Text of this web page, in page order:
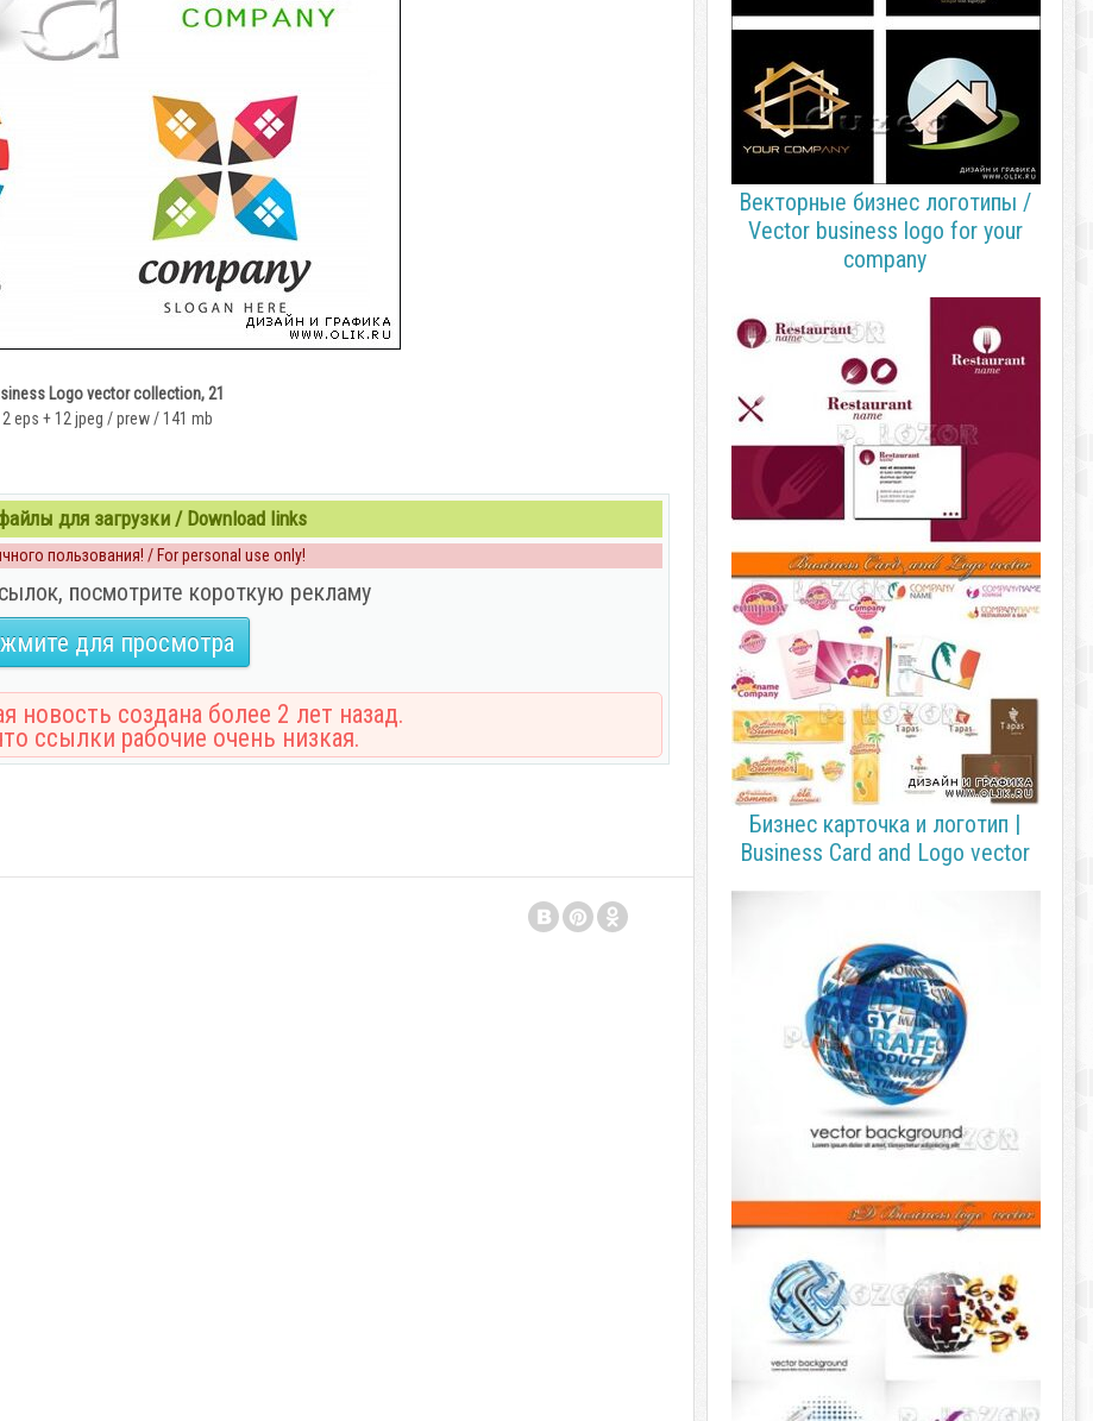
Logo vector collection, 21
eps + 12 jpeg / prew / 141 mb
для загрузки / Download links
пользования! / For personal use only!
посмотрите короткую рекламу
для просмотра
новость создана более 2 лет назад.
ссылки рабочие очень низкая.
Векторные бизнес логотипы /
Vector business logo for your
company
Бизнес карточка и логотип |
Business Card and Logo vector